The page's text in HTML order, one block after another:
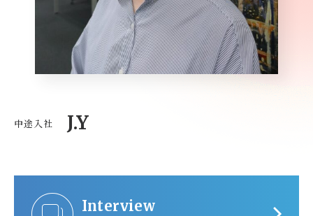
中途入社 J.Y
Interview